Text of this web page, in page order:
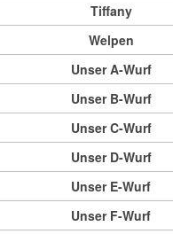
Tiffany
Welpen
Unser A-Wurf
Unser B-Wurf
Unser C-Wurf
Unser D-Wurf
Unser E-Wurf
Unser F-Wurf